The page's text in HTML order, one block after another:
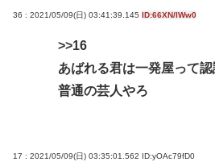
36 : 2021/05/09(日) 03:41:39.145 ID:66XN/IWw0
>>16
あばれる君は一発屋って
普通の芸人やろ
17 : 2021/05/09(日) 03:35:01.562 ID:yOAc79fD0